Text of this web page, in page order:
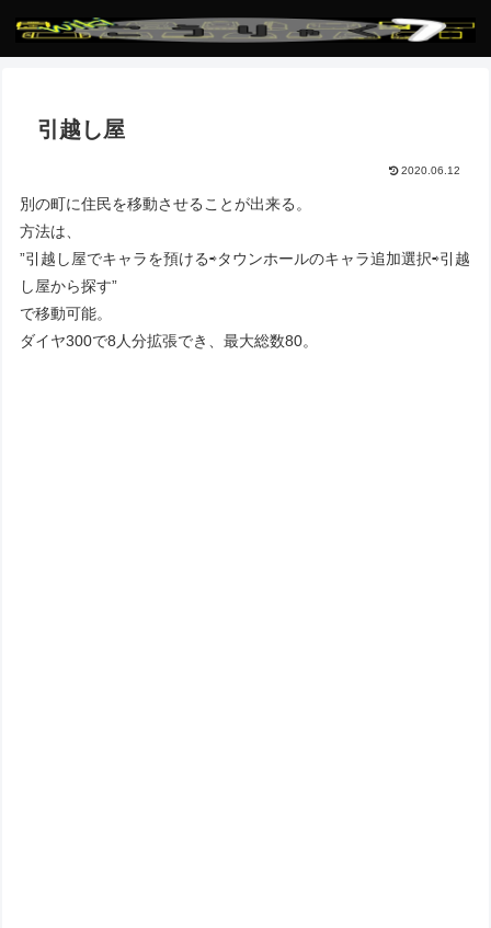
引越し屋
2020.06.12
別の町に住民を移動させることが出来る。
方法は、
”引越し屋でキャラを預ける⇨タウンホールのキャラ追加選択⇨引越
し屋から探す”
で移動可能。
ダイヤ300で8人分拡張でき、最大総数80。